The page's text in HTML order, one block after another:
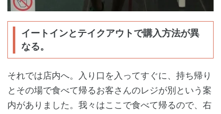
イートインとテイクアウトで購入方法が異
なる。
それでは店内へ。入り口を入ってすぐに、持ち帰り
とその場で食べて帰るお客さんのレジが別という案
内がありました。我々はここで食べて帰るので、右